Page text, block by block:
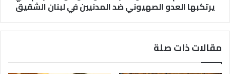
يرتكبها العدو الصهيوني ضد المدنيين في لبنان الشقيق
مقالات ذات صلة